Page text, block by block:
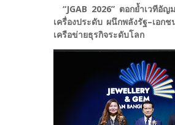
“JGAB 2026” ตอกย้ำเวที
เครื่องประดับ ผนึกพลังรัฐ–เอก
เครือข่ายธุรกิจระดับโลก